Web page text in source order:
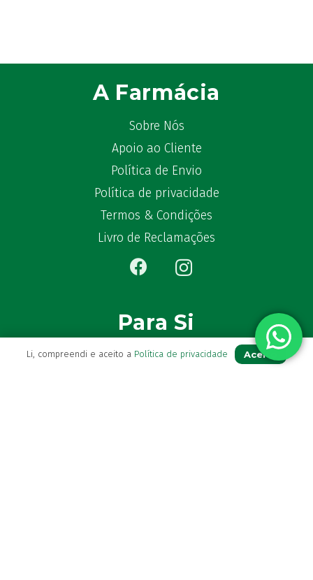
A Farmácia
Sobre Nós
Apoio ao Cliente
Política de Envio
Política de privacidade
Termos & Condições
Livro de Reclamações
Para Si
A sua conta
Li, compreendi e aceito a Política de privacidade Aceito